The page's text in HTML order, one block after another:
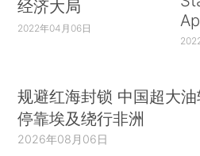
经济大局
2022年04月06日
规避红海封锁 中国超大油
停靠埃及绕行非洲
2026年08月06日